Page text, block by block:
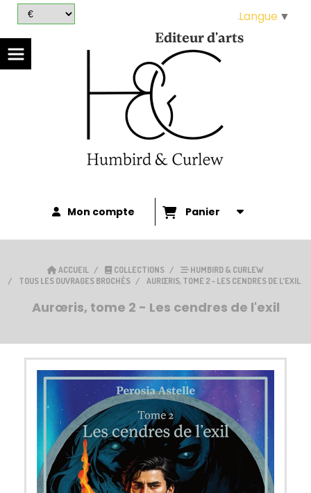
Editeur d'arts
Mon compte Panier
ACCUEIL COLLECTIONS
HUMBIRD & CURLEW
TOUS LES OUVRAGES BROCHÉS
AURŒRIS, TOME 2 - LES CENDRES DE L'EXIL
Aurœris, tome 2 - Les cendres de l'exil
Langue ▼
Panneau de gestion des cookies